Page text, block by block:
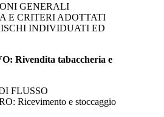
GENERALI
E CRITERI ADOTTATI
INDIVIDUATI ED
Rivendita tabaccheria e
FLUSSO
Ricevimento e stoccaggio